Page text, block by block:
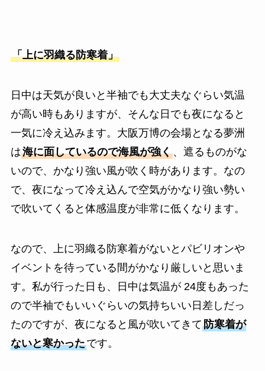
「上に羽織る防寒着」
日中は天気が良いと半袖でも大丈夫なぐらい気温
が高い時もありますが、そんな日でも夜になると
一気に冷え込みます。大阪万博の会場となる夢洲
は海に面しているので海風が強く、遮るものがな
いので、かなり強い風が吹く時があります。なの
で、夜になって冷え込んで空気がかなり強い勢い
で吹いてくると体感温度が非常に低くなります。
なので、上に羽織る防寒着がないとパビリオンや
イベントを待っている間がかなり厳しいと思いま
す。私が行った日も、日中は気温が 24度もあった
ので半袖でもいいぐらいの気持ちいい日差しだっ
たのですが、夜になると風が吹いてきて防寒着が
ないと寒かったです。